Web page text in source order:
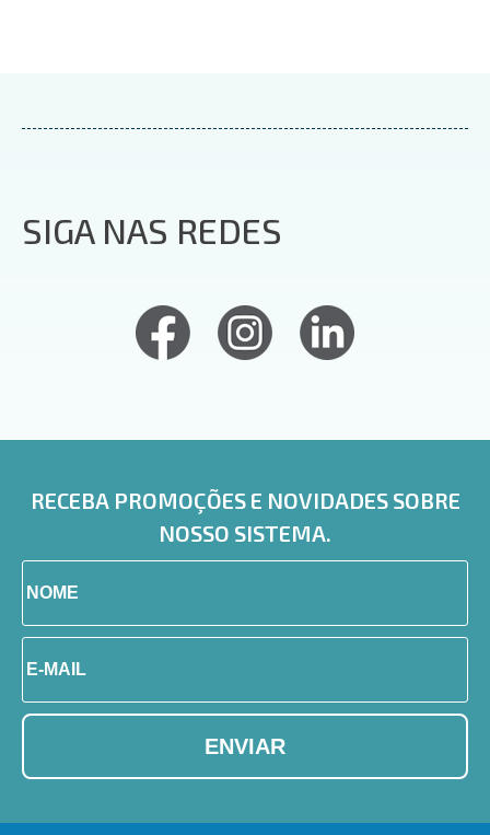
SIGA NAS REDES
RECEBA PROMOÇÕES E NOVIDADES SOBRE
NOSSO SISTEMA.
ENVIAR